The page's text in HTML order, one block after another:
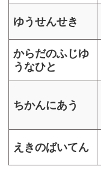
ゆうせんせき
からだのふじゆ
うなひと
ちかんにあう
えきのばいてん